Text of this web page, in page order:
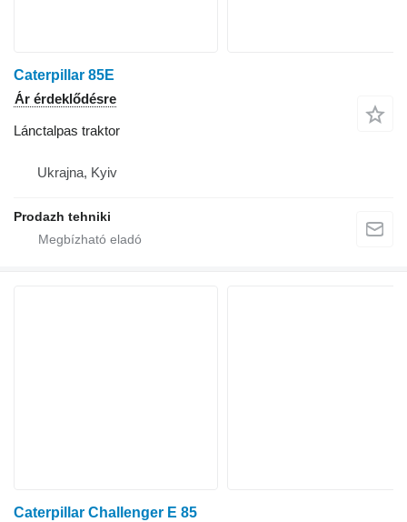
Caterpillar 85E
Ár érdeklődésre
Lánctalpas traktor
Ukrajna, Kyiv
Prodazh tehniki
Caterpillar Challenger E 85